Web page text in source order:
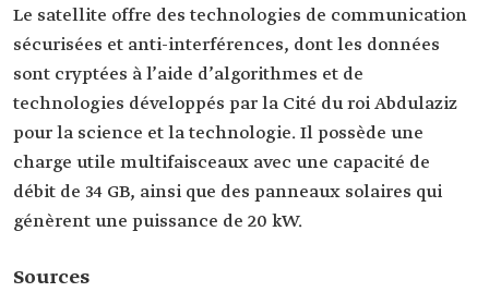
Le satellite offre des technologies de communication
sécurisées et anti-interférences, dont les données
sont cryptées à l’aide d’algorithmes et de
technologies développés par la Cité du roi Abdulaziz
pour la science et la technologie. Il possède une
charge utile multifaisceaux avec une capacité de
débit de 34 GB, ainsi que des panneaux solaires qui
génèrent une puissance de 20 kW.
Sources